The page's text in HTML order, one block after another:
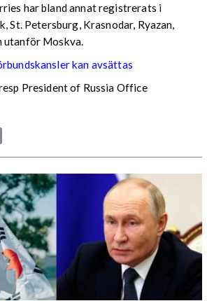
har bland annat registrerats i
St. Petersburg, Krasnodar, Ryazan,
utanför Moskva.
kan avsättas
President of Russia Office